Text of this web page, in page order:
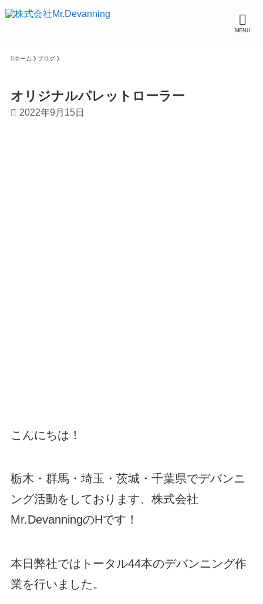
MENU
ホーム ブログ
オリジナルパレットローラー
2022年9月15日
こんにちは！
栃木・群馬・埼玉・茨城・千葉県でデバンニ
ング活動をしております、株式会社
Mr.DevanningのHです！
本日弊社ではトータル44本のデバンニング作
業を行いました。